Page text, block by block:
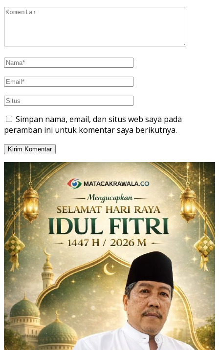
Simpan nama, email, dan situs web saya pada
peramban ini untuk komentar saya berikutnya.